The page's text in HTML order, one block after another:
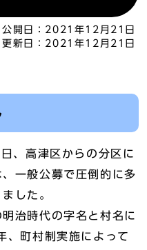
公開日： 2021年12月21日
更新日： 2021年12月21日
、高津区からの分区に
一般公募で圧倒的に多
した。
治時代の字名と村名に
、町村制実施によって